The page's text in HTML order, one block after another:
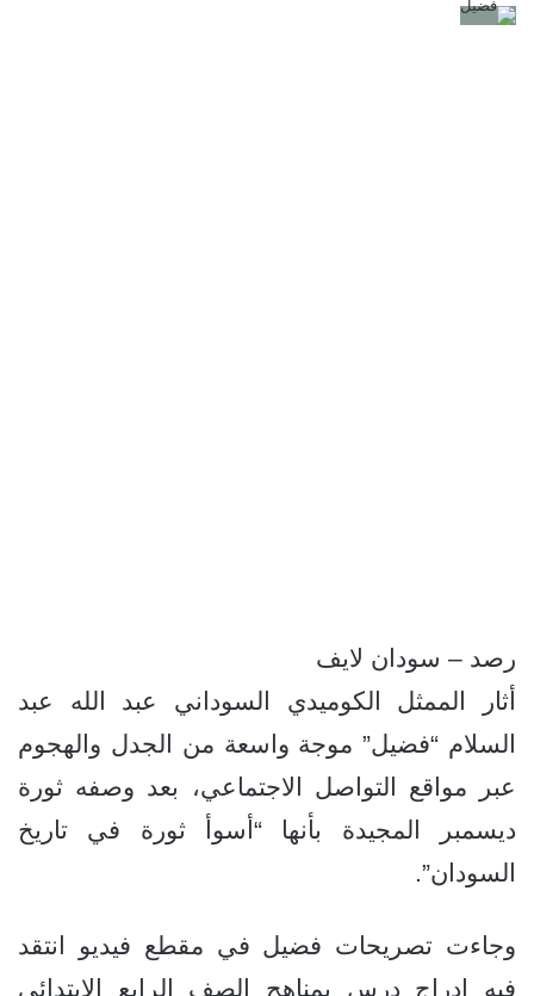
رصد – سودان لايف
أثار الممثل الكوميدي السوداني عبد الله عبد
السلام “فضيل” موجة واسعة من الجدل والهجوم
عبر مواقع التواصل الاجتماعي، بعد وصفه ثورة
ديسمبر المجيدة بأنها “أسوأ ثورة في تاريخ
السودان”.
وجاءت تصريحات فضيل في مقطع فيديو انتقد
فيه إدراج درس بمناهج الصف الرابع الابتدائي